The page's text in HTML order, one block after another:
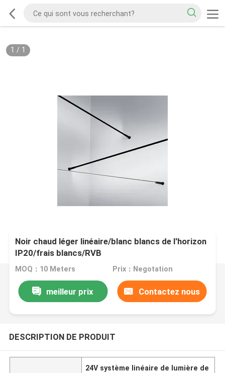
1 / 1
Noir chaud léger linéaire/blanc blancs de l'horizon
IP20/frais blancs/RVB
MOQ：10 Meters Prix：Negotation
meilleur prix Contactez nous
DESCRIPTION DE PRODUIT
24V système linéaire de lumière de